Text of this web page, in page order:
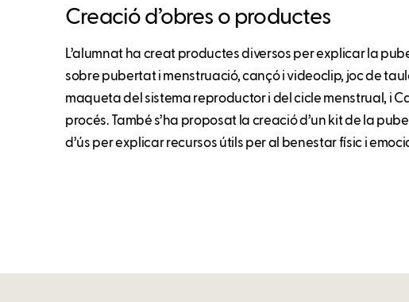
Creació d’obres o productes
L’alumnat ha creat productes diversos per explicar la
sobre pubertat i menstruació, cançó i videoclip, joc de
maqueta del sistema reproductor i del cicle menstrual, i
procés. També s’ha proposat la creació d’un kit de la
d’ús per explicar recursos útils per al benestar físic i